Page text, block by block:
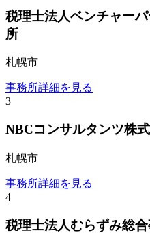
税理士法人ベンチャー
所
札幌市
事務所詳細を見る
3
NBCコンサルタンツ株
札幌市
事務所詳細を見る
4
税理士法人むらずみ総